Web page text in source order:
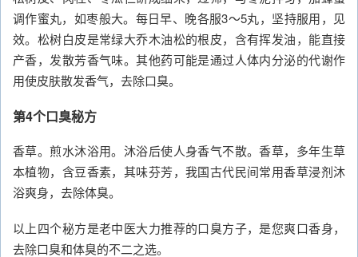
调作蜜丸，如枣般大。每日早、晚各服3～5丸，坚持服用，见
效。松树白皮是常绿大乔木油松的根皮，含有挥发油，能直接
产香，发散芳香气味。其他药可能是通过人体内分泌的代谢作
用使皮肤散发香气，去除口臭。
第4个口臭秘方
香草。煎水沐浴用。沐浴后使人身香气不散。香草，多年生草
本植物，含豆香素，其味芬芳，我国古代民间常用香草浸剂沐
浴爽身，去除体臭。
以上四个秘方是老中医大力推荐的口臭方子，是您爽口香身，
去除口臭和体臭的不二之选。